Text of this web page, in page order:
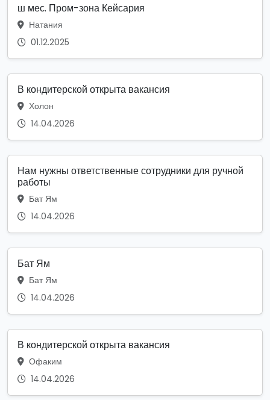
ш мес. Пром-зона Кейсария
Натания
01.12.2025
В кондитерской открыта вакансия
Холон
14.04.2026
Нам нужны ответственные сотрудники для ручной
работы
Бат Ям
14.04.2026
Бат Ям
Бат Ям
14.04.2026
В кондитерской открыта вакансия
Офаким
14.04.2026